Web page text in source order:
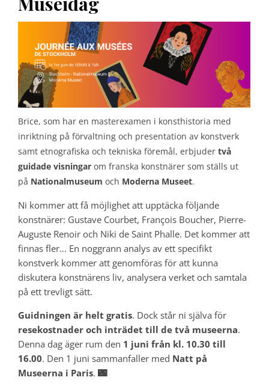
Brice, som har en masterexamen i konsthistoria med
inriktning på förvaltning och presentation av konstverk
samt etnografiska och tekniska föremål, erbjuder två
guidade visningar om franska konstnärer som ställs ut
på Nationalmuseum och Moderna Museet.
Ni kommer att få möjlighet att upptäcka följande
konstnärer: Gustave Courbet, François Boucher, Pierre-
Auguste Renoir och Niki de Saint Phalle. Det kommer att
finnas fler… En noggrann analys av ett specifikt
konstverk kommer att genomföras för att kunna
diskutera konstnärens liv, analysera verket och samtala
på ett trevligt sätt.
Guidningen är helt gratis. Dock står ni själva för
resekostnader och inträdet till de två museerna.
Denna dag äger rum den 1 juni från kl. 10.30 till
16.00. Den 1 juni sammanfaller med Natt på
Museerna i Paris. 🌃